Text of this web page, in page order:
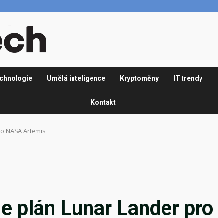
Umělá inteligence Kryptoměny IT trendy
Kontakt
NASA Artemis
plán Lunar Lander pro